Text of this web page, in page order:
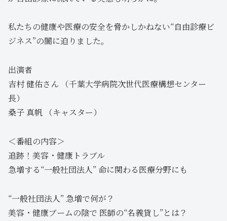
私たちの健康や医療の安全を脅かしかねない“自由診療ビ
ジネス”の闇に迫りました。
出演者
吉村 健佑さん （千葉大学病院次世代医療構想センター
長）
桑子 真帆 （キャスター）
＜番組の内容＞
追跡！美容・健康トラブル
急増する“一般社団法人” 命に関わる医療分野にも
“一般社団法人” 急増で何が？
美容・健康ブームの陰で 医師の“名義貸し”とは？